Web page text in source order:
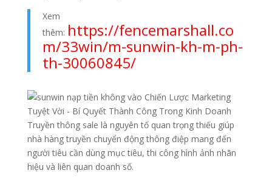
Xem
thêm: https://fencemarshall.co
m/33win/m-sunwin-kh-m-ph-
th-30060845/
Truyền thông sale là nguyên tố quan trọng thiếu giúp
nhà hàng truyền chuyển động thông điệp mang đến
người tiêu cần dùng mục tiêu, thi công hình ảnh nhãn
hiệu và liên quan doanh số.